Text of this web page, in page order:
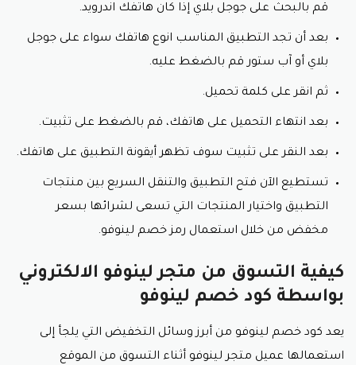
قم بالبحث على جوجل بلاي إذا كان هاتفك اندرويد.
بعد أن تجد التطبيق المناسب انوع هاتفك سواء على جوجل
بلاي أو آب ستور قم بالضغط عليه.
ثم انقر على كلمة تحميل.
بعد انتهاء التحميل على هاتفك، قم بالضغط على تثبيت.
بعد النقر على تثبيت سوف تظهر أيقونة التطبيق على هاتفك.
تستطيع الآن فتح التطبيق والتنقل السريع بين منتجات
التطبيق واختيار المنتجات التي تسعى لشرائها بسعر
مخفض من خلال استعمال رمز خصم لينوفو.
كيفية التسوق من متجر لينوفو الالكتروني
بواسطة كود خصم لينوفو
يعد كود خصم لينوفو من أبرز وسائل التخفيض التي يلجأ إلى
استعمالها عميل متجر لينوفو أثناء التسوق من الموقع